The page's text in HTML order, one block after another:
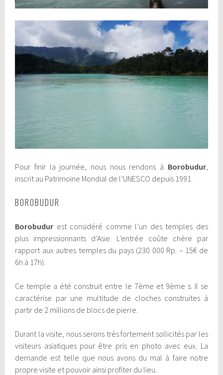
Pour finir la journée, nous nous rendons à Borobudur,
inscrit au Patrimoine Mondial de l’UNESCO depuis 1991.
BOROBUDUR
Borobudur est considéré comme l’un des temples des
plus impressionnants d’Asie. L’entrée coûte chère par
rapport aux autres temples du pays (230 000 Rp. – 15€ de
6h à 17h).
Ce temple a été construit entre le 7ème et 9ème s. Il se
caractérise par une multitude de cloches construites à
partir de 2 millions de blocs de pierre.
Durant la visite, nous serons très fortement sollicités par les
visiteurs asiatiques pour être pris en photo avec eux. La
demande est telle que nous avons du mal à faire notre
propre visite et pouvoir ainsi profiter du lieu.